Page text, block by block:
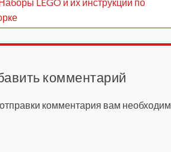
комментарий
комментария вам